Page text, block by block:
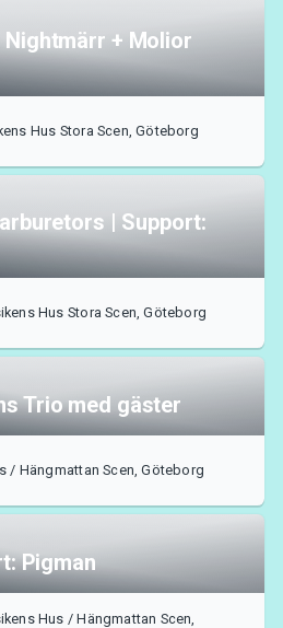
Tickster+ Molior
Hus Stora Scen, Göteborg
| Support:
Hus Stora Scen, Göteborg
Trio med gäster
/ Hängmattan Scen, Göteborg
Pigman
Hus / Hängmattan Scen,